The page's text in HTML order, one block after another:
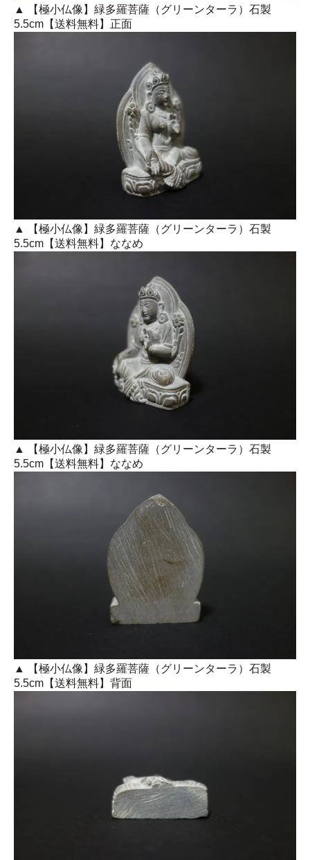
▲ 【極小仏像】緑多羅菩薩（グリーンターラ）石製
5.5cm【送料無料】正面
▲ 【極小仏像】緑多羅菩薩（グリーンターラ）石製
5.5cm【送料無料】ななめ
▲ 【極小仏像】緑多羅菩薩（グリーンターラ）石製
5.5cm【送料無料】ななめ
▲ 【極小仏像】緑多羅菩薩（グリーンターラ）石製
5.5cm【送料無料】背面